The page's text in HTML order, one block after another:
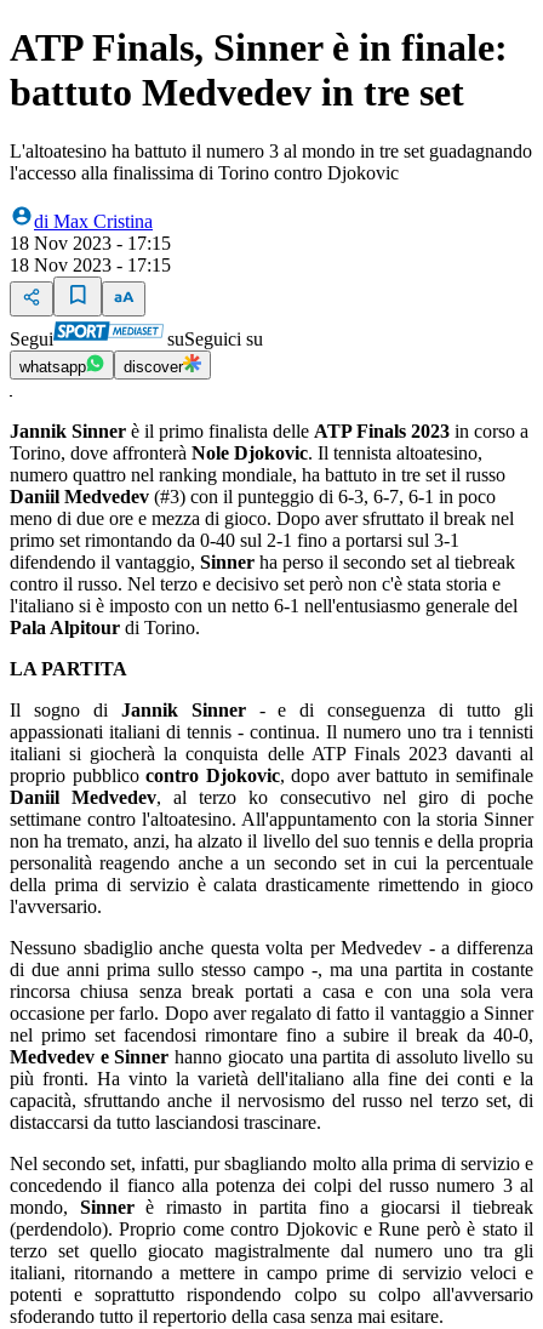
ATP Finals, Sinner è in finale:
battuto Medvedev in tre set
L'altoatesino ha battuto il numero 3 al mondo in tre set guadagnando
l'accesso alla finalissima di Torino contro Djokovic
di Max Cristina
18 Nov 2023 - 17:15
18 Nov 2023 - 17:15
Segui suSeguici su
whatsapp discover
Jannik Sinner è il primo finalista delle ATP Finals 2023 in corso a
Torino, dove affronterà Nole Djokovic. Il tennista altoatesino,
numero quattro nel ranking mondiale, ha battuto in tre set il russo
Daniil Medvedev (#3) con il punteggio di 6-3, 6-7, 6-1 in poco
meno di due ore e mezza di gioco. Dopo aver sfruttato il break nel
primo set rimontando da 0-40 sul 2-1 fino a portarsi sul 3-1
difendendo il vantaggio, Sinner ha perso il secondo set al tiebreak
contro il russo. Nel terzo e decisivo set però non c'è stata storia e
l'italiano si è imposto con un netto 6-1 nell'entusiasmo generale del
Pala Alpitour di Torino.
LA PARTITA
Il sogno di Jannik Sinner- e di conseguenza di tutto gli
appassionati italiani di tennis - continua. Il numero uno tra i tennisti
italiani si giocherà la conquista delle ATP Finals 2023 davanti al
proprio pubblico contro Djokovic, dopo aver battuto in semifinale
Daniil Medvedev, al terzo ko consecutivo nel giro di poche
settimane contro l'altoatesino. All'appuntamento con la storia Sinner
non ha tremato, anzi, ha alzato il livello del suo tennis e della propria
personalità reagendo anche a un secondo set in cui la percentuale
della prima di servizio è calata drasticamente rimettendo in gioco
l'avversario.
Nessuno sbadiglio anche questa volta per Medvedev - a differenza
di due anni prima sullo stesso campo -, ma una partita in costante
rincorsa chiusa senza break portati a casa e con una sola vera
occasione per farlo. Dopo aver regalato di fatto il vantaggio a Sinner
nel primo set facendosi rimontare fino a subire il break da 40-0,
Medvedev e Sinner hanno giocato una partita di assoluto livello su
più fronti. Ha vinto la varietà dell'italiano alla fine dei conti e la
capacità, sfruttando anche il nervosismo del russo nel terzo set, di
distaccarsi da tutto lasciandosi trascinare.
Nel secondo set, infatti, pur sbagliando molto alla prima di servizio e
concedendo il fianco alla potenza dei colpi del russo numero 3 al
mondo, Sinnerè rimasto in partita fino a giocarsi il tiebreak
(perdendolo). Proprio come contro Djokovic e Rune però è stato il
terzo set quello giocato magistralmente dal numero uno tra gli
italiani, ritornando a mettere in campo prime di servizio veloci e
potenti e soprattutto rispondendo colpo su colpo all'avversario
sfoderando tutto il repertorio della casa senza mai esitare.